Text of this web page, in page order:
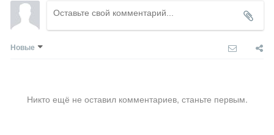
Новые
Никто ещё не оставил комментариев, станьте первым.